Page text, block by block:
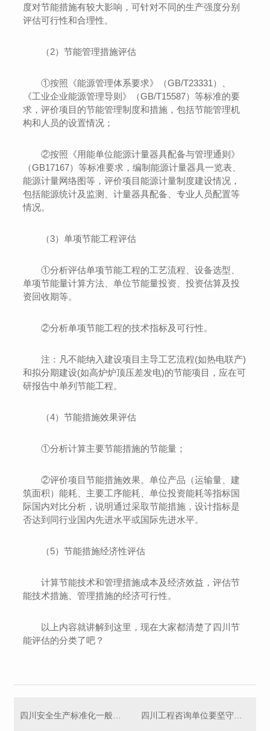
度对节能措施有较大影响，可针对不同的生产强度分别
评估可行性和合理性。
（2）节能管理措施评估
①按照《能源管理体系要求》（GB/T23331）、
《工业企业能源管理导则》（GB/T15587）等标准的要
求，评价项目的节能管理制度和措施，包括节能管理机
构和人员的设置情况；
②按照《用能单位能源计量器具配备与管理通则》
（GB17167）等标准要求，编制能源计量器具一览表、
能源计量网络图等，评价项目能源计量制度建设情况，
包括能源统计及监测、计量器具配备、专业人员配置等
情况。
（3）单项节能工程评估
①分析评估单项节能工程的工艺流程、设备选型、
单项节能量计算方法、单位节能量投资、投资估算及投
资回收期等。
②分析单项节能工程的技术指标及可行性。
注：凡不能纳入建设项目主导工艺流程(如热电联产)
和拟分期建设(如高炉炉顶压差发电)的节能项目，应在可
研报告中单列节能工程。
（4）节能措施效果评估
①分析计算主要节能措施的节能量；
②评价项目节能措施效果。单位产品（运输量、建
筑面积）能耗、主要工序能耗、单位投资能耗等指标国
际国内对比分析，说明通过采取节能措施，设计指标是
否达到同行业国内先进水平或国际先进水平。
（5）节能措施经济性评估
计算节能技术和管理措施成本及经济效益，评估节
能技术措施、管理措施的经济可行性。
以上内容就讲解到这里，现在大家都清楚了四川节
能评估的分类了吧？